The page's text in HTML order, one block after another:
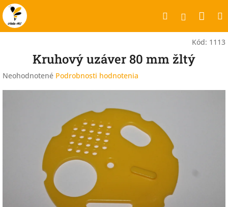
Prejsť
na
obsah
Hľadať
Kód: 1113
Kruhový uzáver 80 mm žltý
Priemerné
Neohodnotené Podrobnosti hodnotenia